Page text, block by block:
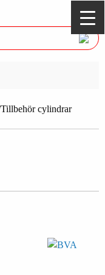
Tillbehör cylindrar